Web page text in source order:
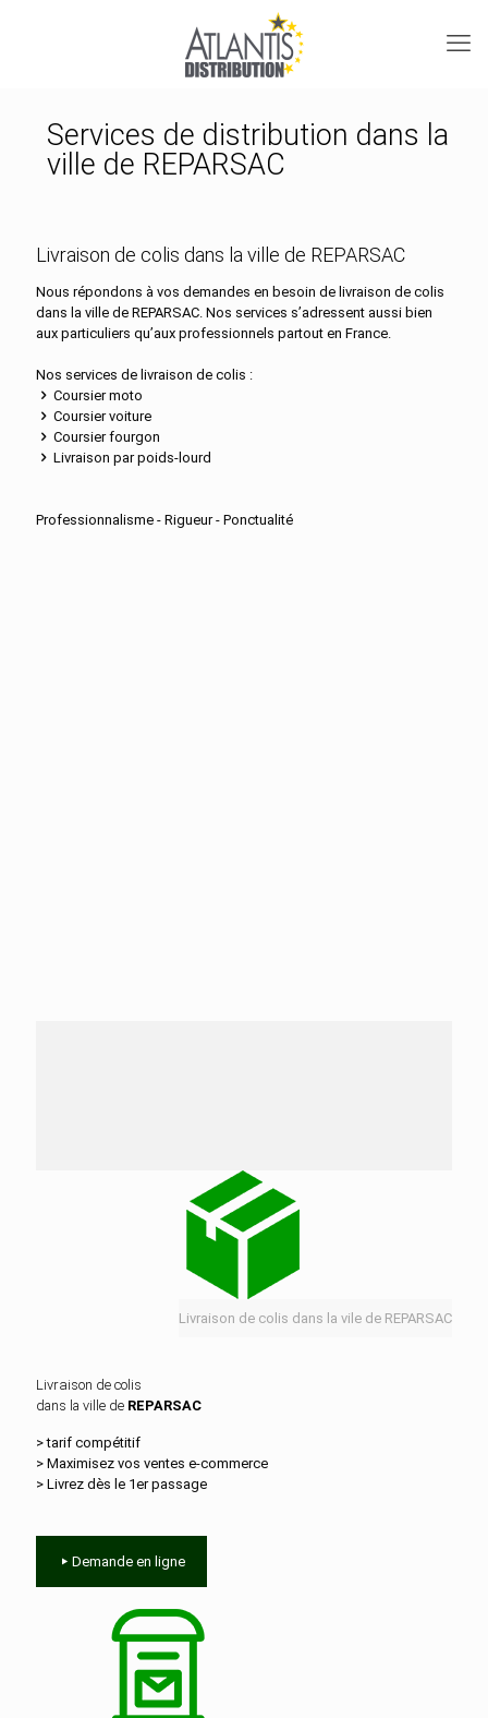
Services de distribution dans la
ville de REPARSAC
Livraison de colis dans la ville de REPARSAC
Nous répondons à vos demandes en besoin de livraison de colis
dans la ville de REPARSAC. Nos services s’adressent aussi bien
aux particuliers qu’aux professionnels partout en France.
Nos services de livraison de colis :
Coursier moto
Coursier voiture
Coursier fourgon
Livraison par poids-lourd
Professionnalisme - Rigueur - Ponctualité
Livraison de colis dans la vile de REPARSAC
Livraison de colis
dans la ville de REPARSAC
> tarif compétitif
> Maximisez vos ventes e‑commerce
> Livrez dès le 1er passage
Demande en ligne